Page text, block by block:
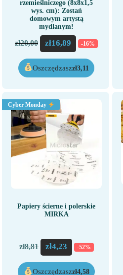
rzemieślniczego (8x8x1,5
wys. cm): Zostań
domowym artystą
mydlanym!
zł20,00 zł16,89 -16%
Oszczędzaszzł3,11
Cyber Monday
Papiery ścierne i polerskie
MIRKA
zł8,81 zł4,23 -52%
Oszczędzaszzł4,58